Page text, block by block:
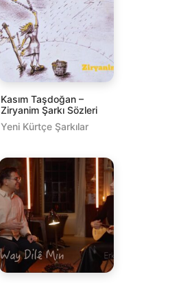
Kasım Taşdoğan –
Ziryanim Şarkı Sözleri
Yeni Kürtçe Şarkılar